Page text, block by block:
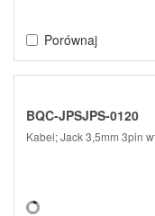
Porównaj
BQC-JPSJPS-0120
Kabel; Jack 3,5mm 3pin